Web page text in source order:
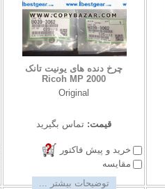
چرخ دنده های یونیت تانک
Ricoh MP 2000
Original
قیمت: تماس بگیرید
خرید و پیش فاکتور
مقایسه
توضیحات بیشتر ...